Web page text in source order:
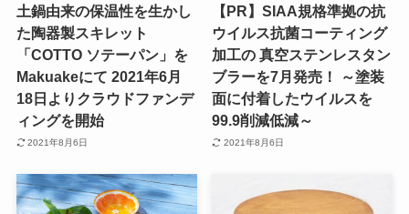
土鍋由来の保温性を生かし
た陶器製スキレット
「COTTO ソテーパン」を
Makuakeにて 2021年6月
18日よりクラウドファンデ
ィングを開始
2021年8月6日
【PR】SIAA規格準拠の抗
ウイルス抗菌コーティング
加工の 真空ステンレスタン
ブラーを7月発売！ ～塗装
面に付着したウイルスを
99.9削減低減～
2021年8月6日